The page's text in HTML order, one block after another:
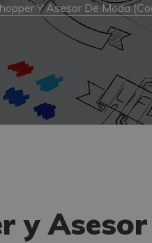
Y Asesor De Moda
y